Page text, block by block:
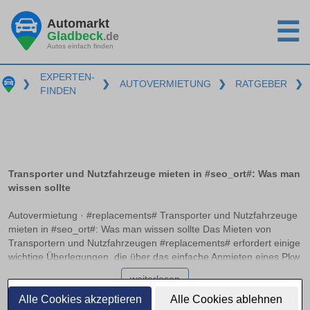
Alle Cookies akzeptieren Alle Cookies ablehnen
Automarkt
Gladbeck.de
Autos einfach finden ☰
❯
EXPERTEN-
FINDEN
❯ AUTOVERMIETUNG ❯ RATGEBER ❯
Transporter und Nutzfahrzeuge mieten in #seo_ort#: Was man
wissen sollte
Autovermietung · #replacements# Transporter und Nutzfahrzeuge
mieten in #seo_ort#: Was man wissen sollte Das Mieten von
Transportern und Nutzfahrzeugen #replacements# erfordert einige
wichtige Überlegungen, die über das einfache Anmieten eines Pkw
hinausgehen. Die passende Führerscheinklasse und das
Verständnis der Gewichtsgrenzen sind entscheidend, um die
richtige Wahl zu treffen. Zudem variiert die Kostenstruktur,
weiterlesen